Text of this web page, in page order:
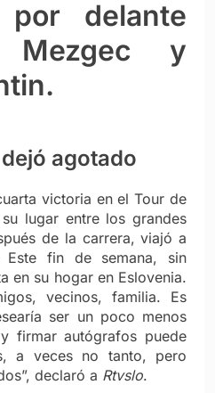
por delante
y
agotado
victoria en el Tour de
lugar entre los grandes
de la carrera, viajó a
fin de semana, sin
en su hogar en Eslovenia.
vecinos, familia. Es
ser un poco menos
firmar autógrafos puede
a veces no tanto, pero
declaró a Rtvslo.